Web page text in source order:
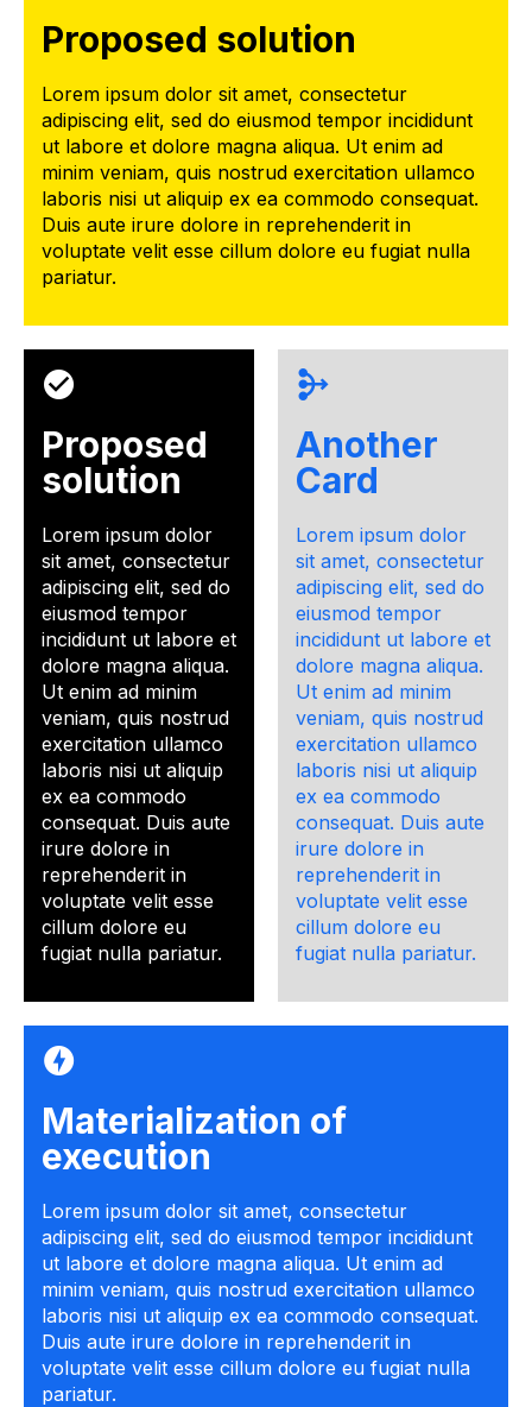
Proposed solution
Lorem ipsum dolor sit amet, consectetur
adipiscing elit, sed do eiusmod tempor incididunt
ut labore et dolore magna aliqua. Ut enim ad
minim veniam, quis nostrud exercitation ullamco
laboris nisi ut aliquip ex ea commodo consequat.
Duis aute irure dolore in reprehenderit in
voluptate velit esse cillum dolore eu fugiat nulla
pariatur.
Proposed
solution
Lorem ipsum dolor
sit amet, consectetur
adipiscing elit, sed do
eiusmod tempor
incididunt ut labore et
dolore magna aliqua.
Ut enim ad minim
veniam, quis nostrud
exercitation ullamco
laboris nisi ut aliquip
ex ea commodo
consequat. Duis aute
irure dolore in
reprehenderit in
voluptate velit esse
cillum dolore eu
fugiat nulla pariatur.
Another
Card
Lorem ipsum dolor
sit amet, consectetur
adipiscing elit, sed do
eiusmod tempor
incididunt ut labore et
dolore magna aliqua.
Ut enim ad minim
veniam, quis nostrud
exercitation ullamco
laboris nisi ut aliquip
ex ea commodo
consequat. Duis aute
irure dolore in
reprehenderit in
voluptate velit esse
cillum dolore eu
fugiat nulla pariatur.
Materialization of
execution
Lorem ipsum dolor sit amet, consectetur
adipiscing elit, sed do eiusmod tempor incididunt
ut labore et dolore magna aliqua. Ut enim ad
minim veniam, quis nostrud exercitation ullamco
laboris nisi ut aliquip ex ea commodo consequat.
Duis aute irure dolore in reprehenderit in
voluptate velit esse cillum dolore eu fugiat nulla
pariatur.